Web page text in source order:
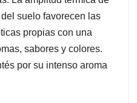
suelo favorecen las
propias con una
sabores y colores.
por su intenso aroma